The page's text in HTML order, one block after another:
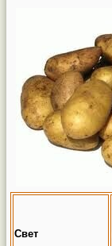
Свет